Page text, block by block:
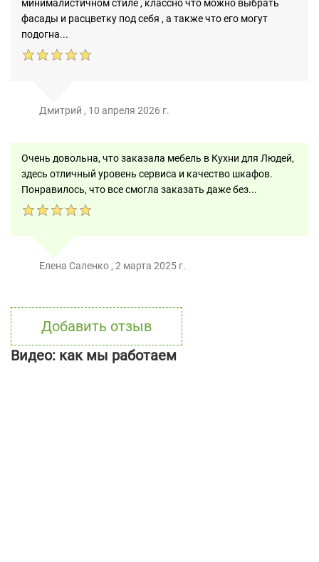
минималистичном стиле , классно что можно выбрать
фасады и расцветку под себя , а также что его могут
подогна...
Дмитрий , 10 апреля 2026 г.
Очень довольна, что заказала мебель в Кухни для Людей,
здесь отличный уровень сервиса и качество шкафов.
Понравилось, что все смогла заказать даже без...
Елена Саленко , 2 марта 2025 г.
Добавить отзыв
Видео: как мы работаем